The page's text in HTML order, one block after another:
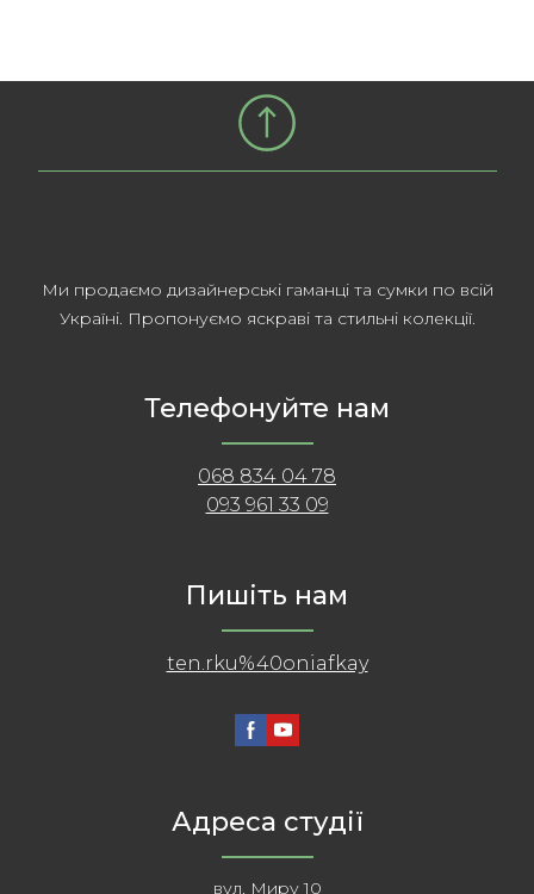
Ми продаємо дизайнерські гаманці та сумки по всій
Україні. Пропонуємо яскраві та стильні колекції.
Телефонуйте нам
068 834 04 78
093 961 33 09
Пишіть нам
ten.rku%40oniafkay
Адреса студії
вул. Миру 10